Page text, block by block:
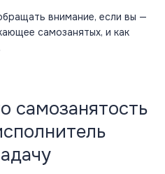
внимание, если вы —
самозанятых, и как
самозанятость